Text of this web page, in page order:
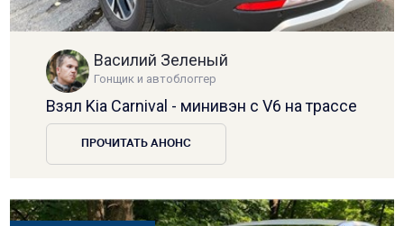
Василий Зеленый
Гонщик и автоблоггер
Взял Kia Carnival - минивэн с V6 на трассе
ПРОЧИТАТЬ АНОНС